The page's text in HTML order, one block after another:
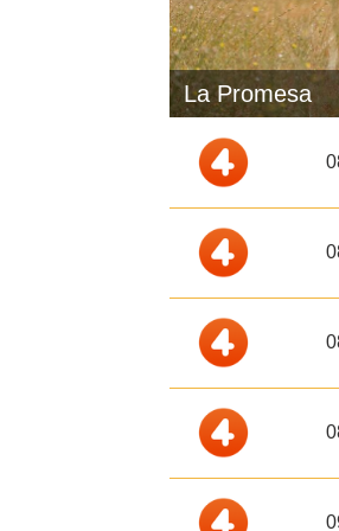
La Promesa